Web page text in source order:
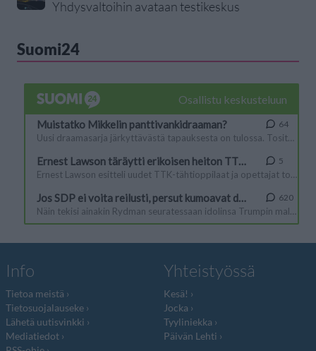
Yhdysvaltoihin avataan testikeskus
Suomi24
Info
Tietoa meistä
Tietosuojalauseke
Lähetä uutisvinkki
Mediatiedot
Yhteistyössä
Kesä!
Jocka
Tyyliniekka
Päivän Lehti